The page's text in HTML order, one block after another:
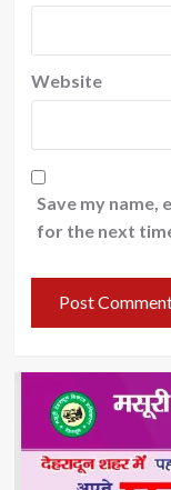
Website
Save my name,
for the next